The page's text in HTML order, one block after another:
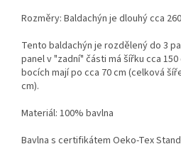
Rozměry: Baldachýn je dlouhý cca
Tento baldachýn je rozdělený do 3
panel v "zadní" části má šířku cca
bocích mají po cca 70 cm (celková
cm).
Materiál: 100% bavlna
Bavlna s certifikátem Oeko-Tex